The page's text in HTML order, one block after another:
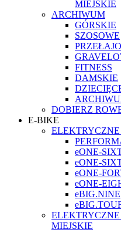
MIEJSKIE
ARCHIWUM
GÓRSKIE
SZOSOWE
FITNESS
DAMSKIE
DOBIERZ
E-BIKE
eONE-
eONE-
eONE-
eONE-
eBIG.NINE
MIEJSKIE